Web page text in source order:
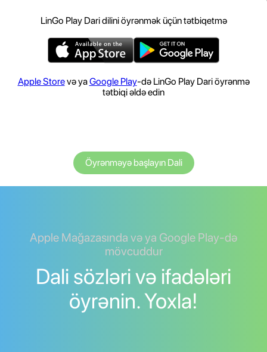
LinGo Play Dari dilini öyrənmək üçün tətbiqetmə
Apple Storevə yaGoogle Play-də LinGo Play Dari öyrənmə
tətbiqi əldə edin
Öyrənməyə başlayın Dali
Apple Mağazasında və ya Google Play-də
mövcuddur
Dali sözləri və ifadələri
öyrənin. Yoxla!